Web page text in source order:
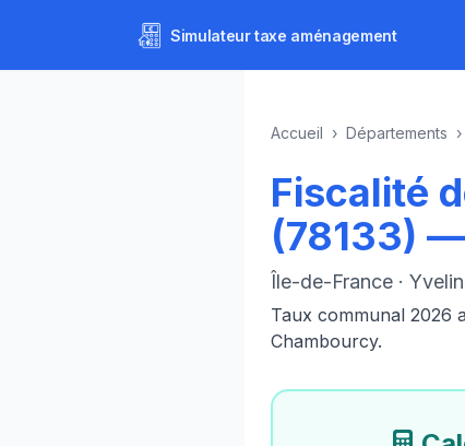
Simulateurtaxe aménagement
Accueil › Départements ›
Fiscalité
(78133)
Île-de-France ·
Taux communal 2026
Chambourcy.